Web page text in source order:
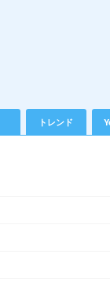
トレンド